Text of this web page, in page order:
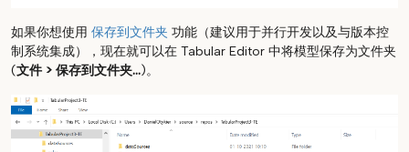
如果你想使用 保存到文件夹 功能（建议用于并行开发以及与版本控
制系统集成），现在就可以在 Tabular Editor 中将模型保存为文件夹
(文件 > 保存到文件夹...)。